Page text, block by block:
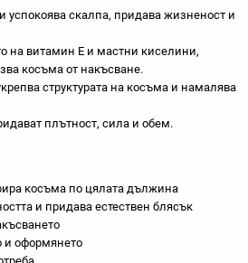
успокоява скалпа, придава жизненост и
на витамин Е и мастни киселини,
косъма от накъсване.
структурата на косъма и намалява
плътност, сила и обем.
косъма по цялата дължина
и придава естествен блясък
и оформянето